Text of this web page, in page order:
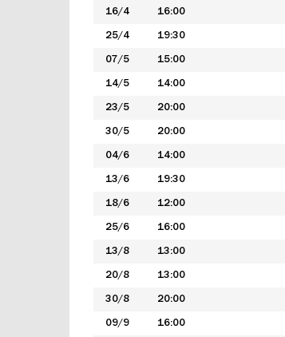
16/4 16:00
25/4 19:30
07/5 15:00
14/5 14:00
23/5 20:00
30/5 20:00
04/6 14:00
13/6 19:30
18/6 12:00
25/6 16:00
13/8 13:00
20/8 13:00
30/8 20:00
09/9 16:00